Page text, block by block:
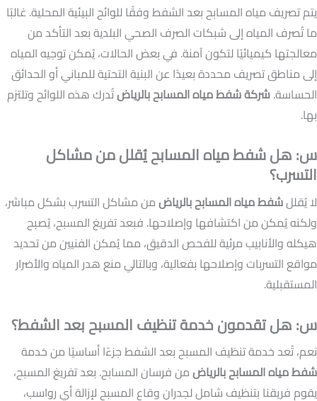
يتم تصريف مياه المسابح بعد الشفط وفقًا للوائح البيئية المحلية. غالبًا
ما تُصرف المياه إلى شبكات الصرف الصحي البلدية بعد التأكد من
معالجتها كيميائيًا لتكون آمنة. في بعض الحالات، يُمكن توجيه المياه
إلى مناطق تصريف محددة بعيدًا عن البنية التحتية للمباني أو الحدائق
الحساسة.شركة شفط مياه المسابح بالرياضتُدرك هذه اللوائح وتلتزم
بها.
س: هل شفط مياه المسابح يُقلل من مشاكل
التسرب؟
لا يُقللشفط مياه المسابح بالرياضمن مشاكل التسرب بشكل مباشر،
ولكنه يُمكن من اكتشافها وإصلاحها. فبعد تفريغ المسبح، يُصبح
هيكله والأنابيب مرئية للفحص الدقيق، مما يُمكن الفنيين من تحديد
مواقع التسربات وإصلاحها بفعالية، وبالتالي منع هدر المياه والأضرار
المستقبلية.
س: هل تقدمون خدمة تنظيف المسبح بعد الشفط؟
نعم، تُعد خدمة تنظيف المسبح بعد الشفط جزءًا أساسيًا من خدمة
شفط مياه المسابح بالرياضمن فرسان المسابح. بعد تفريغ المسبح،
يقوم فريقنا بتنظيف شامل لجدران وقاع المسبح لإزالة أي رواسب،